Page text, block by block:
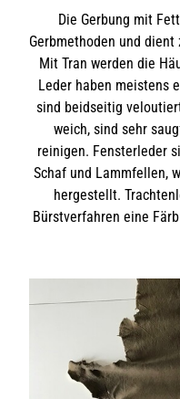
Die Gerbung mit
Gerbmethoden und
Mit Tran werden die
Leder haben meistens
sind beidseitig
weich, sind sehr
reinigen. Fensterleder
Schaf und Lammfellen,
hergestellt.
Bürstverfahren eine